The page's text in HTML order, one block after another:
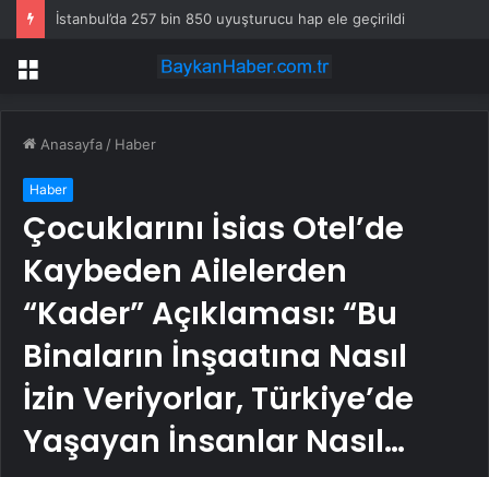
İstanbul’da 257 bin 850 uyuşturucu hap ele geçirildi
Menü
Anasayfa / Haber
Haber
Çocuklarını İsias Otel’de
Kaybeden Ailelerden
“Kader” Açıklaması: “Bu
Binaların İnşaatına Nasıl
İzin Veriyorlar, Türkiye’de
Yaşayan İnsanlar Nasıl…